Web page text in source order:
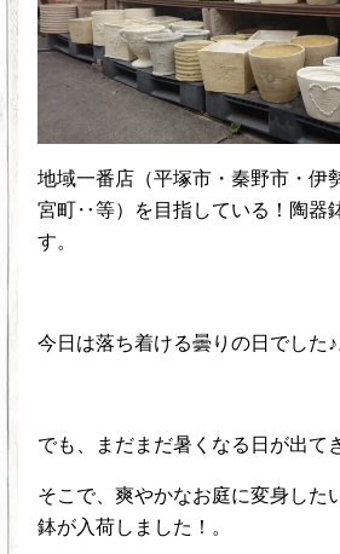
地域一番店（平塚市・秦野市・伊
宮町‥等）を目指している！陶器
す。
今日は落ち着ける曇りの日でした♪
でも、まだまだ暑くなる日が出て
そこで、爽やかなお庭に変身した
鉢が入荷しました！。